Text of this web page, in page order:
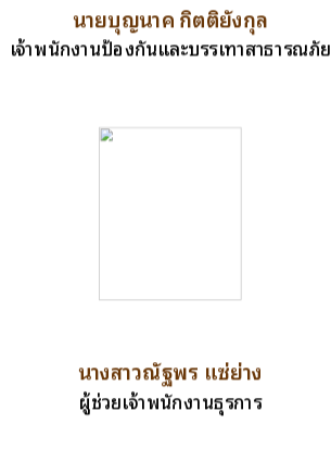
นายบุญนาค กิตติยังกุล
เจ้าพนักงานป้องกันและบรรเทาสาธารณภัย
นางสาวณัฐพร แซ่ย่าง
ผู้ช่วยเจ้าพนักงานธุรการ